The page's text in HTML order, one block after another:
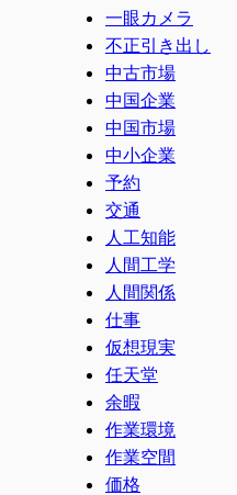
一眼カメラ
不正引き出し
中古市場
中国企業
中国市場
中小企業
予約
交通
人工知能
人間工学
人間関係
仕事
仮想現実
任天堂
余暇
作業環境
作業空間
価格